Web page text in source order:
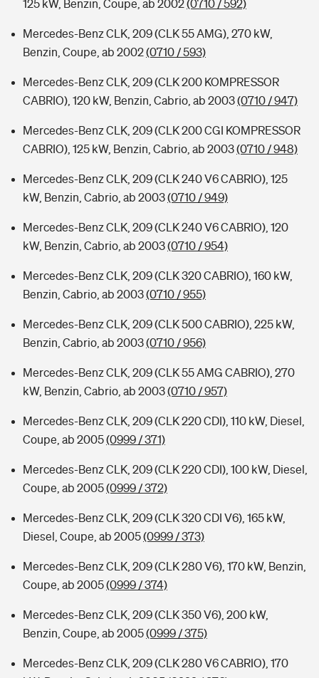
125 kW, Benzin, Coupe, ab 2002(0710 / 592)
Mercedes-Benz CLK, 209 (CLK 55 AMG), 270 kW,
Benzin, Coupe, ab 2002(0710 / 593)
Mercedes-Benz CLK, 209 (CLK 200 KOMPRESSOR
CABRIO), 120 kW, Benzin, Cabrio, ab 2003(0710 / 947)
Mercedes-Benz CLK, 209 (CLK 200 CGI KOMPRESSOR
CABRIO), 125 kW, Benzin, Cabrio, ab 2003(0710 / 948)
Mercedes-Benz CLK, 209 (CLK 240 V6 CABRIO), 125
kW, Benzin, Cabrio, ab 2003(0710 / 949)
Mercedes-Benz CLK, 209 (CLK 240 V6 CABRIO), 120
kW, Benzin, Cabrio, ab 2003(0710 / 954)
Mercedes-Benz CLK, 209 (CLK 320 CABRIO), 160 kW,
Benzin, Cabrio, ab 2003(0710 / 955)
Mercedes-Benz CLK, 209 (CLK 500 CABRIO), 225 kW,
Benzin, Cabrio, ab 2003(0710 / 956)
Mercedes-Benz CLK, 209 (CLK 55 AMG CABRIO), 270
kW, Benzin, Cabrio, ab 2003(0710 / 957)
Mercedes-Benz CLK, 209 (CLK 220 CDI), 110 kW, Diesel,
Coupe, ab 2005(0999 / 371)
Mercedes-Benz CLK, 209 (CLK 220 CDI), 100 kW, Diesel,
Coupe, ab 2005(0999 / 372)
Mercedes-Benz CLK, 209 (CLK 320 CDI V6), 165 kW,
Diesel, Coupe, ab 2005(0999 / 373)
Mercedes-Benz CLK, 209 (CLK 280 V6), 170 kW, Benzin,
Coupe, ab 2005(0999 / 374)
Mercedes-Benz CLK, 209 (CLK 350 V6), 200 kW,
Benzin, Coupe, ab 2005(0999 / 375)
Mercedes-Benz CLK, 209 (CLK 280 V6 CABRIO), 170